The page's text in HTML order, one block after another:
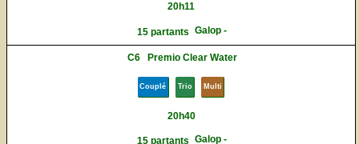
20h11
15 partants Galop -
C6 Premio Clear Water
Couplé Trio Multi
20h40
15 partants Galop -